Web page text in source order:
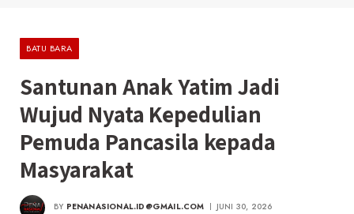
BATU BARA
Santunan Anak Yatim Jadi
Wujud Nyata Kepedulian
Pemuda Pancasila kepada
Masyarakat
BY PENANASIONAL.ID@GMAIL.COM
JUNI 30, 2026